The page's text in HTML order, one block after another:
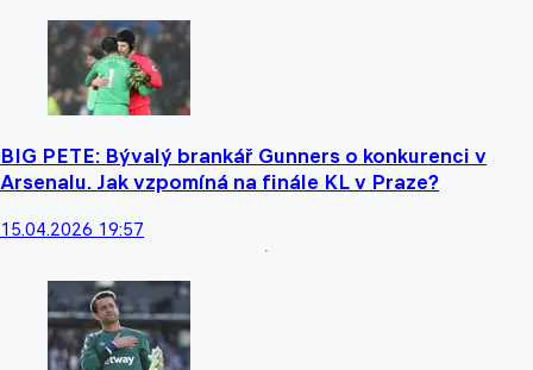
BIG PETE: Bývalý brankář Gunners o konkurenci v
Arsenalu. Jak vzpomíná na finále KL v Praze?
15.04.2026 19:57